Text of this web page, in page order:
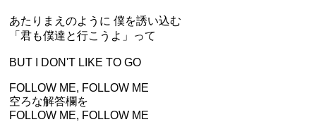
あたりまえのように 僕を誘い込む
「君も僕達と行こうよ」って
BUT I DON'T LIKE TO GO
FOLLOW ME, FOLLOW ME
空ろな解答欄を
FOLLOW ME, FOLLOW ME